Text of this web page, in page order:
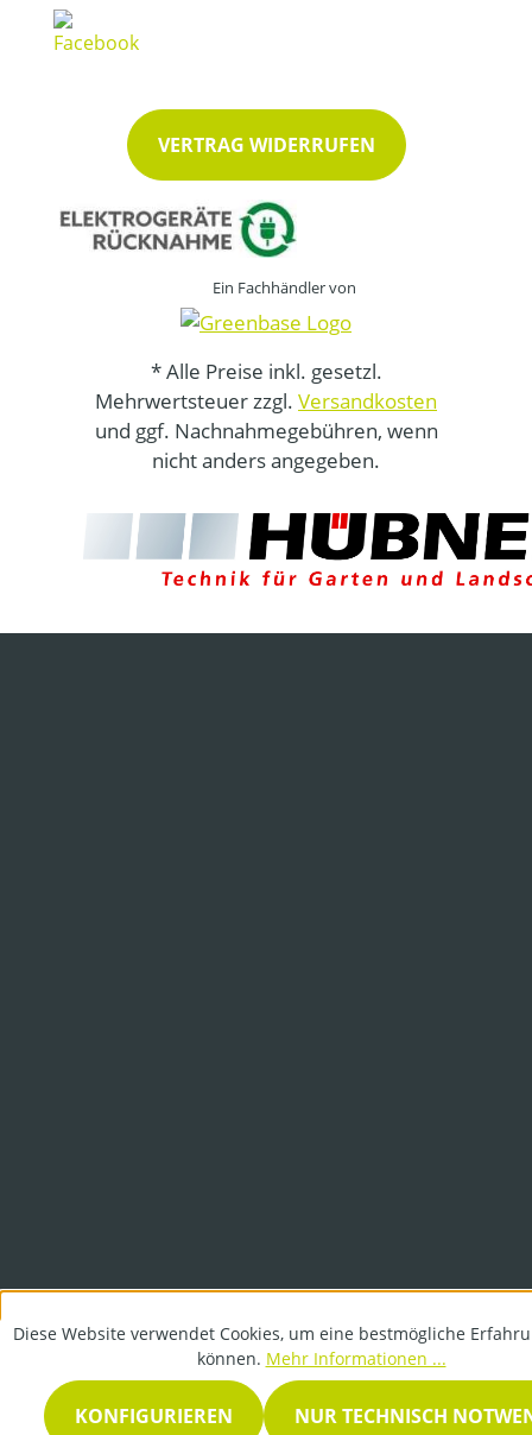
VERTRAG WIDERRUFEN
Ein Fachhändler von
* Alle Preise inkl. gesetzl.
Mehrwertsteuer zzgl. Versandkosten
und ggf. Nachnahmegebühren, wenn
nicht anders angegeben.
Diese Website verwendet Cookies, um eine bestmögliche
können. Mehr Informationen ...
NUR TECHNISCH
KONFIGURIEREN